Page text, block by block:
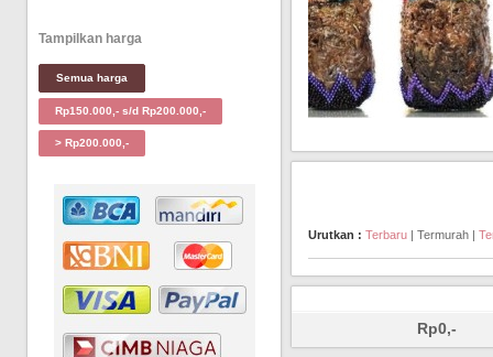
Tampilkan harga
Semua harga
Rp150.000,- s/d Rp200.000,-
> Rp200.000,-
Urutkan : Terbaru | Termurah |
Rp0,-